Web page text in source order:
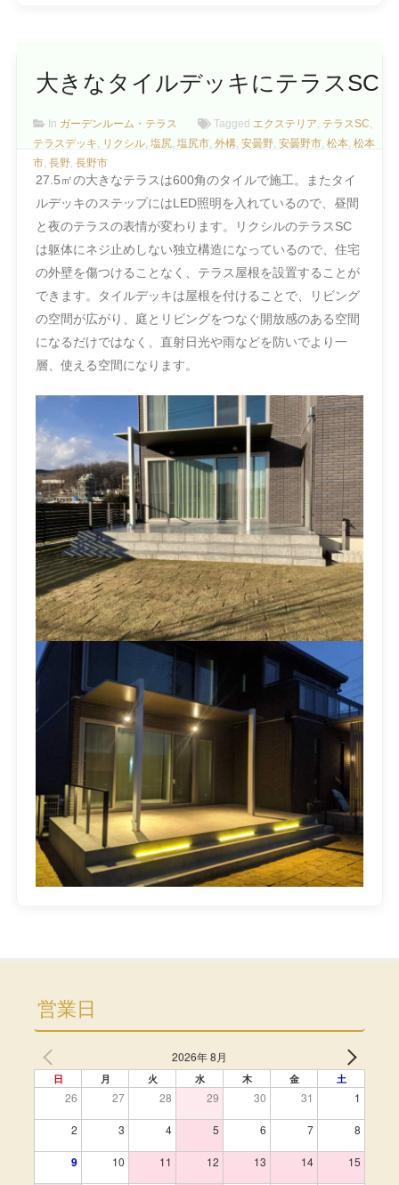
大きなタイルデッキにテラスSC
In ガーデンルーム・テラス Tagged エクステリア テラスSC
テラスデッキ
リクシル 塩尻 塩尻市 外構 安曇野 安曇野市 松本 松本
市 長野 長野市
27.5㎡の大きなテラスは600角のタイルで施工。またタイ
ルデッキのステップにはLED照明を入れているので、昼間
と夜のテラスの表情が変わります。リクシルのテラスSC
は躯体にネジ止めしない独立構造になっているので、住宅
の外壁を傷つけることなく、テラス屋根を設置することが
できます。タイルデッキは屋根を付けることで、リビング
の空間が広がり、庭とリビングをつなぐ開放感のある空間
になるだけではなく、直射日光や雨などを防いでより一
層、使える空間になります。
営業日
2026年 8月
日 月 火 水 木 金 土
26 27 28 29 30 31 1
2 3 4 5 6 7 8
9 10 11 12 13 14 15